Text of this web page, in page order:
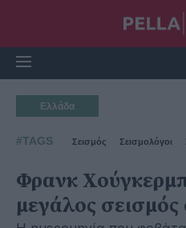
Ελλάδα
#TAGS Σεισμός Σεισμολόγοι
Φρανκ
μεγάλος